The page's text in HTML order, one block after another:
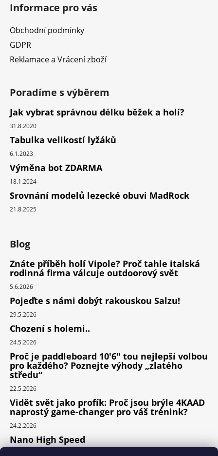
Informace pro vás
Obchodní podmínky
GDPR
Reklamace a Vrácení zboží
Poradíme s výběrem
Jak vybrat správnou délku běžek a holí?
31.8.2020
Tabulka velikostí lyžáků
6.1.2023
Výměna bot ZDARMA
18.1.2024
Srovnání modelů lezecké obuvi MadRock
21.8.2025
Blog
Znáte příběh holí Vipole? Proč tahle italská
rodinná firma válcuje outdoorový svět
5.6.2026
Pojeďte s námi dobýt rakouskou Salzu!
29.5.2026
Chození s holemi..
24.5.2026
Proč je paddleboard 10'6" tou nejlepší volbou
pro každého? Poznejte výhody „zlatého
středu“
22.5.2026
Vidět svět jako profík: Proč jsou brýle 4KAAD
naprostý game-changer pro váš trénink?
24.2.2026
Nano High Speed